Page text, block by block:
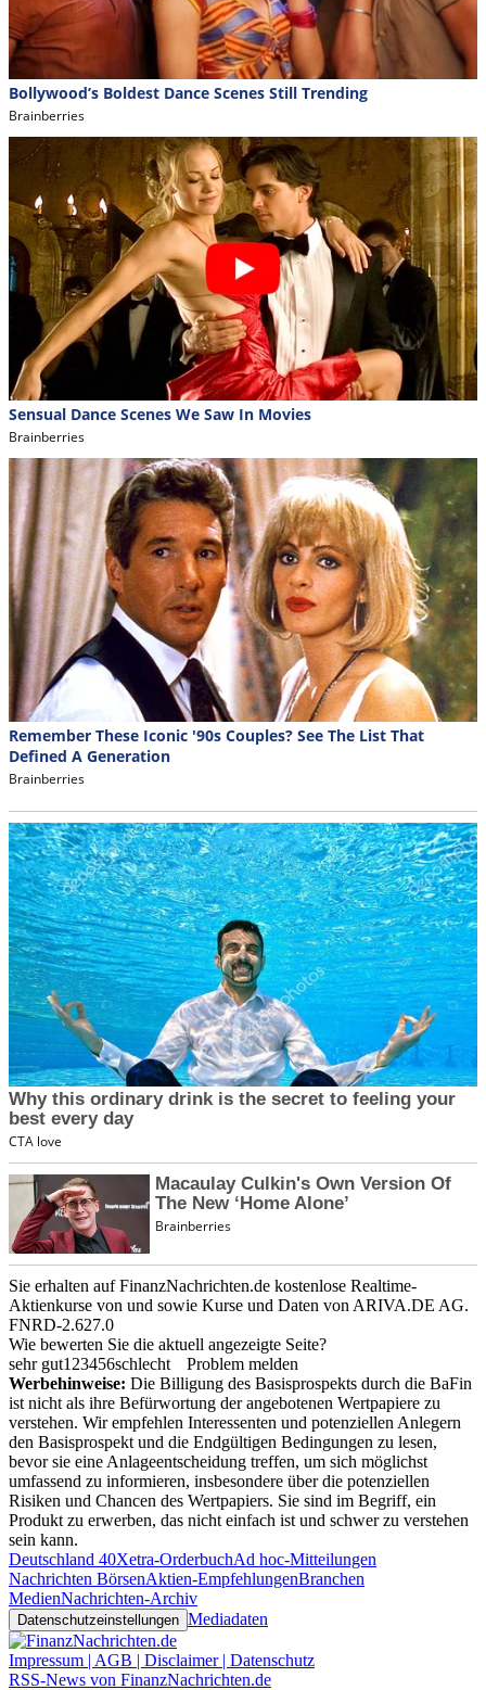
Sie erhalten auf FinanzNachrichten.de kostenlose Realtime-
Aktienkurse von und sowie Kurse und Daten von ARIVA.DE AG.
FNRD-2.627.0
Wie bewerten Sie die aktuell angezeigte Seite?
sehr gut1 23456schlecht
Problem melden
Werbehinweise: Die Billigung des Basisprospekts durch die BaFin
ist nicht als ihre Befürwortung der angebotenen Wertpapiere zu
verstehen. Wir empfehlen Interessenten und potenziellen Anlegern
den Basisprospekt und die Endgültigen Bedingungen zu lesen,
bevor sie eine Anlageentscheidung treffen, um sich möglichst
umfassend zu informieren, insbesondere über die potenziellen
Risiken und Chancen des Wertpapiers. Sie sind im Begriff, ein
Produkt zu erwerben, das nicht einfach ist und schwer zu verstehen
sein kann.
Deutschland 40Xetra-OrderbuchAd hoc-Mitteilungen
Nachrichten BörsenAktien-EmpfehlungenBranchen
MedienNachrichten-Archiv
Datenschutzeinstellungen Mediadaten
Impressum | AGB | Disclaimer | Datenschutz
RSS-News von FinanzNachrichten.de